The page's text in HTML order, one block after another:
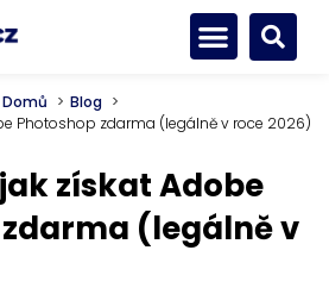
Domů
Blog
Photoshop zdarma (legálně v roce 2026)
získat Adobe
(legálně v